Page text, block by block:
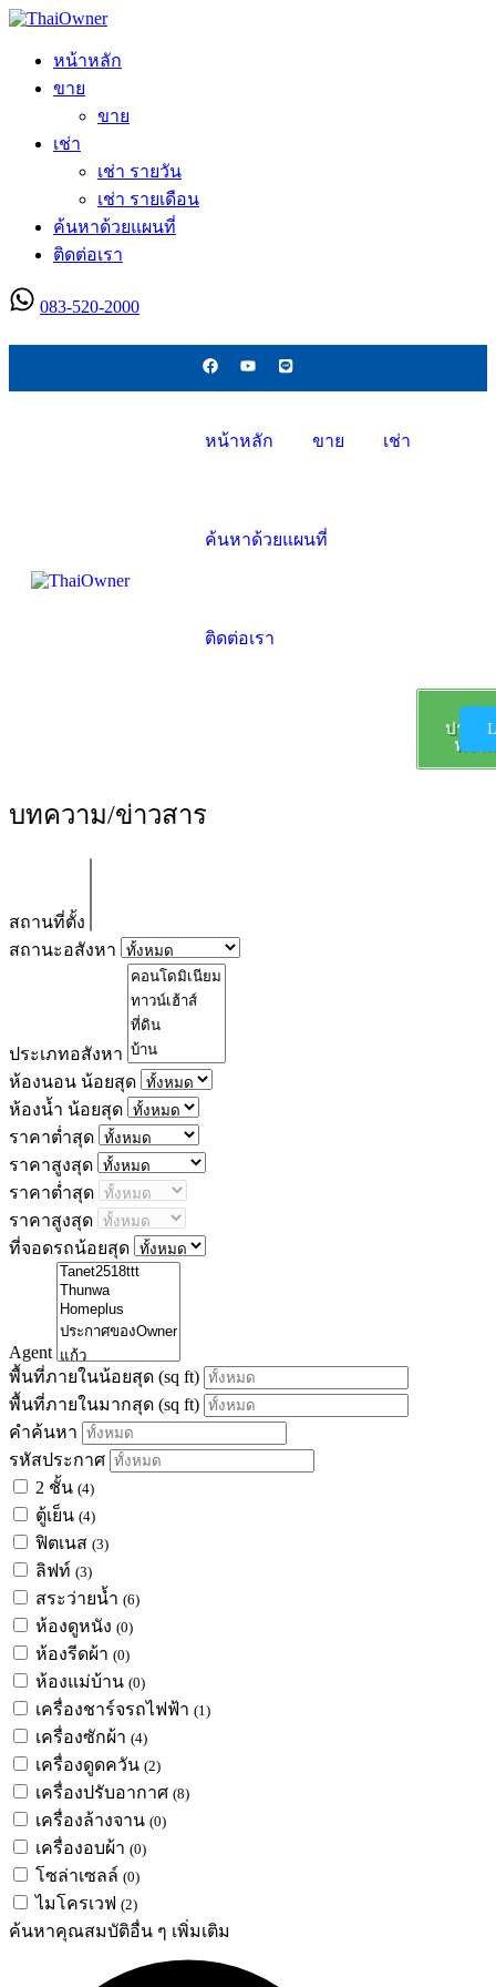
หน้าหลัก
ขาย
ขาย
เช่า
เช่า รายวัน
เช่า รายเดือน
ค้นหาด้วยแผนที่
ติดต่อเรา
083-520-2000
หน้าหลัก ขาย เช่า
ค้นหาด้วยแผนที่
ติดต่อเรา
ลง
ประก
ฟรี !!!
บทความ/ข่าวสาร
สถานที่ตั้ง
สถานะอสังหา
ประเภทอสังหา
ห้องนอน น้อยสุด
ห้องน้ำ น้อยสุด
ราคาต่ำสุด
ราคาสูงสุด
ราคาต่ำสุด
ราคาสูงสุด
ที่จอดรถน้อยสุด
Agent
พื้นที่ภายในน้อยสุด (sq ft)
พื้นที่ภายในมากสุด (sq ft)
คำค้นหา
รหัสประกาศ
2 ชั้น (4)
ตู้เย็น (4)
ฟิตเนส (3)
ลิฟท์ (3)
สระว่ายน้ำ (6)
ห้องดูหนัง (0)
ห้องรีดผ้า (0)
ห้องแม่บ้าน (0)
เครื่องชาร์จรถไฟฟ้า (1)
เครื่องซักผ้า (4)
เครื่องดูดควัน (2)
เครื่องปรับอากาศ (8)
เครื่องล้างจาน (0)
เครื่องอบผ้า (0)
โซล่าเซลล์ (0)
ไมโครเวฟ (2)
ค้นหาคุณสมบัติอื่น ๆ เพิ่มเติม